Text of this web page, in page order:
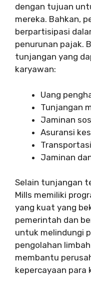
dengan tujuan
mereka. Bahkan,
berpartisipasi
penurunan pajak.
tunjangan yang
karyawan:
Uang
Tunjangan
Jaminan
Asuransi
Jaminan
Selain tunjangan
Mills memiliki
yang kuat yang
pemerintah dan
untuk melindungi
pengolahan
membantu
kepercayaan para